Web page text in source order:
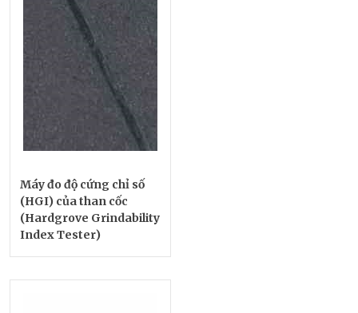
Máy đo độ cứng chỉ số
(HGI) của than cốc
(Hardgrove Grindability
Index Tester)